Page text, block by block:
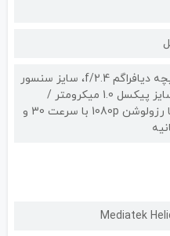
لنز واید، دریچه دیافراگم f/2.4، سایز سنسور
1/3.0 اینچ، سایز پیکسل 1.0 میکرومتر /
فیلمبرداری با رزولوشن 1080p با سرعت 30 و
Mediatek